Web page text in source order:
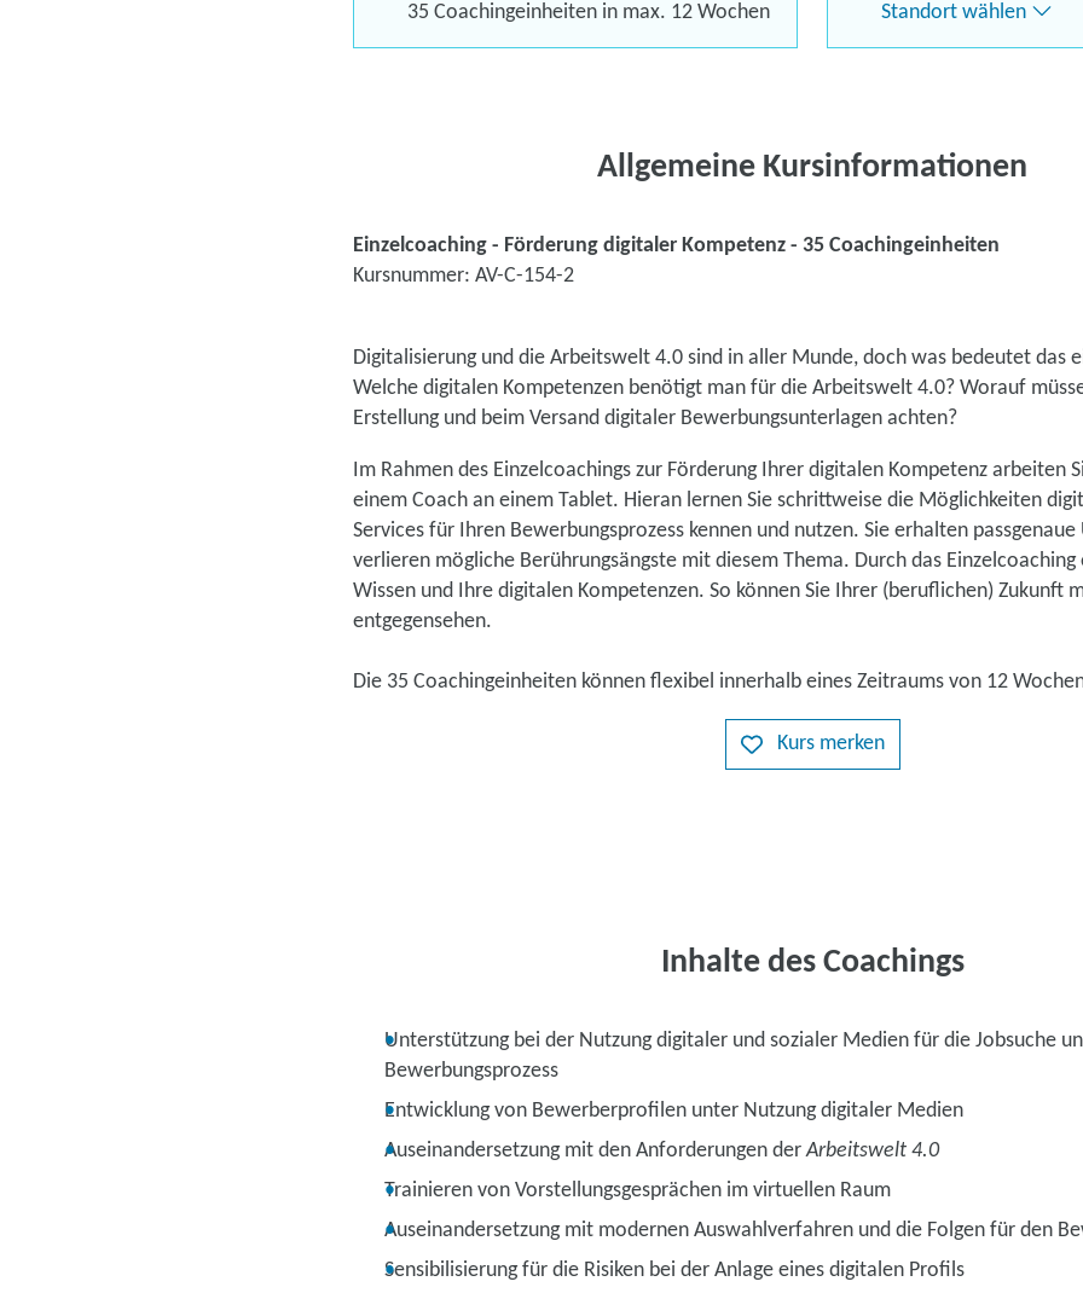
Kontaktieren
35 Coachingeinheiten in max. 12 Wochen
Standort wählen
Allgemeine Kursinformationen
Einzelcoaching - Förderung digitaler Kompetenz - 35 Coachingeinheiten
Kursnummer: AV-C-154-2
Digitalisierung und die Arbeitswelt 4.0 sind in aller Munde, doch was bedeutet das
Welche digitalen Kompetenzen benötigt man für die Arbeitswelt 4.0? Worauf
Erstellung und beim Versand digitaler Bewerbungsunterlagen achten?
Im Rahmen des Einzelcoachings zur Förderung Ihrer digitalen Kompetenz arbeiten
einem Coach an einem Tablet. Hieran lernen Sie schrittweise die Möglichkeiten
Services für Ihren Bewerbungsprozess kennen und nutzen. Sie erhalten
verlieren mögliche Berührungsängste mit diesem Thema. Durch das
Wissen und Ihre digitalen Kompetenzen. So können Sie Ihrer (beruflichen) Zukunft
entgegensehen.
Die 35 Coachingeinheiten können flexibel innerhalb eines Zeitraums von 12
Kurs merken
Inhalte des Coachings
Unterstützung bei der Nutzung digitaler und sozialer Medien für die Jobsuche
Bewerbungsprozess
Entwicklung von Bewerberprofilen unter Nutzung digitaler Medien
Auseinandersetzung mit den Anforderungen derArbeitswelt 4.0
Trainieren von Vorstellungsgesprächen im virtuellen Raum
Auseinandersetzung mit modernen Auswahlverfahren und die Folgen für den
Sensibilisierung für die Risiken bei der Anlage eines digitalen Profils